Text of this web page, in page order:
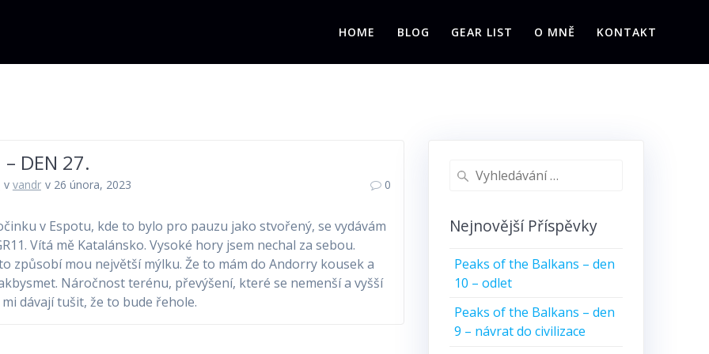
HOME BLOG GEAR LIST O MNĚ KONTAKT
– DEN 27.
v vandr v 26 února, 2023 0
v Espotu, kde to bylo pro pauzu jako stvořený, se vydávám
Vítá mě Katalánsko. Vysoké hory jsem nechal za sebou.
způsobí mou největší mýlku. Že to mám do Andorry kousek a
Náročnost terénu, převýšení, které se nemenší a vyšší
dávají tušit, že to bude řehole.
Vyhledat:
Nejnovější Příspěvky
Peaks of the Balkans – den
10 – odlet
Peaks of the Balkans – den
9 – návrat do civilizace